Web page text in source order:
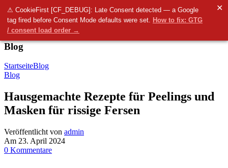
⚠ CookieFirst [CF_DEBUG]: Late Consent detected — a Google
tag fired before Consent Mode defaults were set. How to fix: GTG
/ consent load order →
✕
Menü
0 items 0.00
Blog
StartseiteBlog
Blog
Hausgemachte Rezepte für Peelings und
Masken für rissige Fersen
Veröffentlicht von admin
Am 23. April 2024
0 Kommentare